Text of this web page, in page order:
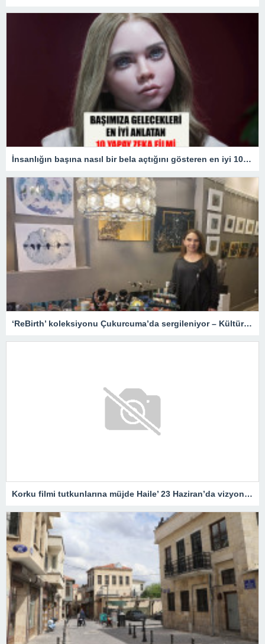
İnsanlığın başına nasıl bir bela açtığını gösteren en iyi 10 yapay zekâ filmi!
‘ReBirth’ koleksiyonu Çukurcuma’da sergileniyor – Kültür Sanat & Sinema
Korku filmi tutkunlarına müjde Haile’ 23 Haziran’da vizyonda